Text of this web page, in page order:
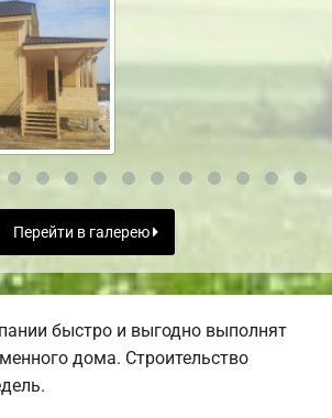
Перейти в галерею
быстро и выгодно выполнят
дома. Строительство